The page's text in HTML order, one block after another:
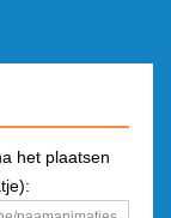
het plaatsen